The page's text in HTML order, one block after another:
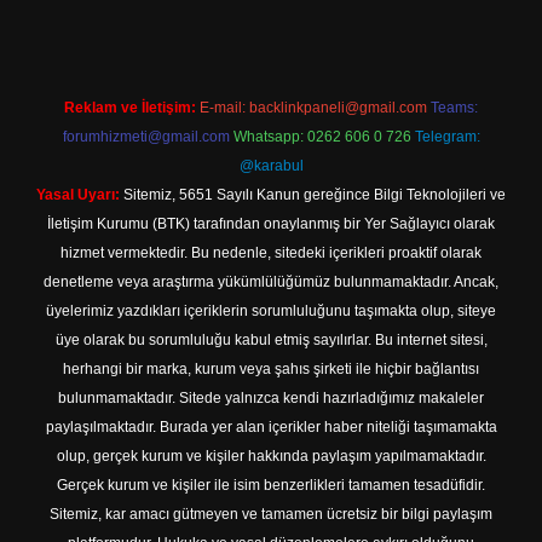
Reklam ve İletişim: E-mail: backlinkpaneli@gmail.com Teams:
forumhizmeti@gmail.com Whatsapp: 0262 606 0 726 Telegram:
@karabul
Yasal Uyarı: Sitemiz, 5651 Sayılı Kanun gereğince Bilgi Teknolojileri ve
İletişim Kurumu (BTK) tarafından onaylanmış bir Yer Sağlayıcı olarak
hizmet vermektedir. Bu nedenle, sitedeki içerikleri proaktif olarak
denetleme veya araştırma yükümlülüğümüz bulunmamaktadır. Ancak,
üyelerimiz yazdıkları içeriklerin sorumluluğunu taşımakta olup, siteye
üye olarak bu sorumluluğu kabul etmiş sayılırlar. Bu internet sitesi,
herhangi bir marka, kurum veya şahıs şirketi ile hiçbir bağlantısı
bulunmamaktadır. Sitede yalnızca kendi hazırladığımız makaleler
paylaşılmaktadır. Burada yer alan içerikler haber niteliği taşımamakta
olup, gerçek kurum ve kişiler hakkında paylaşım yapılmamaktadır.
Gerçek kurum ve kişiler ile isim benzerlikleri tamamen tesadüfidir.
Sitemiz, kar amacı gütmeyen ve tamamen ücretsiz bir bilgi paylaşım